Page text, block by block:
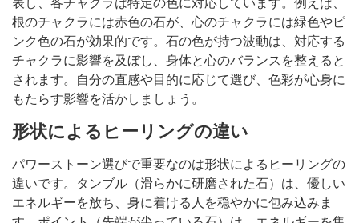
根のチャクラには赤色の石が、心のチャクラには緑色やピ
ンク色の石が効果的です。石の色が持つ波動は、対応する
チャクラに影響を及ぼし、身体と心のバランスを整えると
されます。自分の直感や目的に応じて選び、色彩が心身に
もたらす影響を活かしましょう。
形状によるヒーリングの違い
パワーストーン選びで重要なのは形状によるヒーリングの
違いです。タンブル（滑らかに研磨された石）は、優しい
エネルギーを放ち、身に着ける人を穏やかに包み込みま